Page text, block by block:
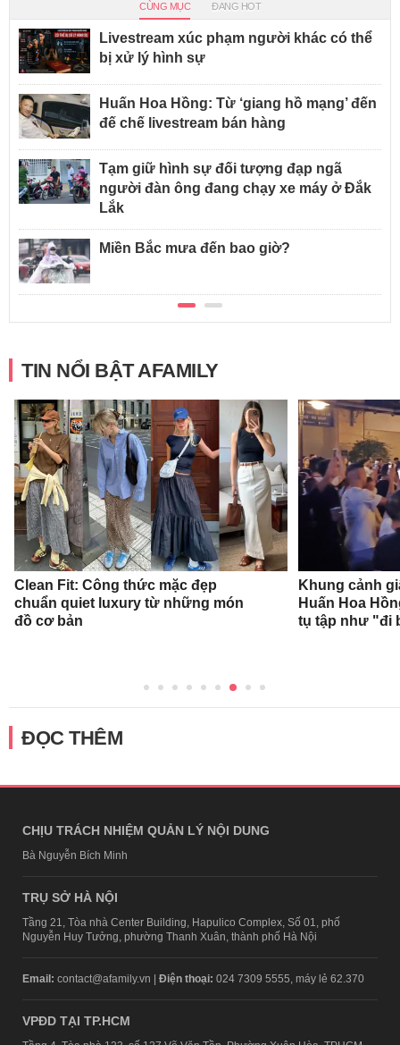
CÙNG MỤC ĐANG HOT
Livestream xúc phạm người khác có thể
bị xử lý hình sự
Huấn Hoa Hồng: Từ ‘giang hồ mạng’ đến
đế chế livestream bán hàng
Tạm giữ hình sự đối tượng đạp ngã
người đàn ông đang chạy xe máy ở Đắk
Lắk
Miền Bắc mưa đến bao giờ?
TIN NỔI BẬT AFAMILY
Clean Fit: Công thức mặc đẹp
chuẩn quiet luxury từ những món
đồ cơ bản
Khung cảnh
Huấn Hoa
tụ tập như "đi
ĐỌC THÊM
CHỊU TRÁCH NHIỆM QUẢN LÝ NỘI DUNG
Bà Nguyễn Bích Minh
TRỤ SỞ HÀ NỘI
Tầng 21, Tòa nhà Center Building, Hapulico Complex, Số 01, phố
Nguyễn Huy Tưởng, phường Thanh Xuân, thành phố Hà Nội
Email: contact@afamily.vn | Điện thoại: 024 7309 5555, máy lẻ 62.370
VPĐD TẠI TP.HCM